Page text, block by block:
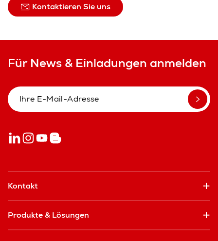
Kontaktieren Sie uns
Für News & Einladungen anmelden
Kontakt
Produkte & Lösungen